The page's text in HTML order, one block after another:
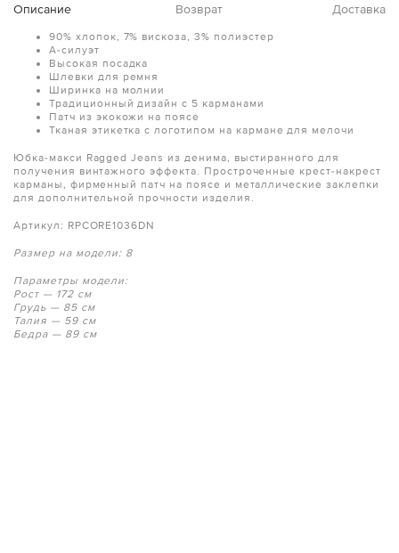
Описание Возврат Доставка
90% хлопок, 7% вискоза, 3% полиэстер
A-силуэт
Высокая посадка
Шлевки для ремня
Ширинка на молнии
Традиционный дизайн с 5 карманами
Патч из экокожи на поясе
Тканая этикетка с логотипом на кармане для мелочи
Юбка-макси Ragged Jeans из денима, выстиранного для
получения винтажного эффекта. Простроченные крест-накрест
карманы, фирменный патч на поясе и металлические заклепки
для дополнительной прочности изделия.
Артикул: RPCORE1036DN
Размер на модели: 8
Параметры модели:
Рост — 172 см
Грудь — 85 см
Талия — 59 см
Бедра — 89 см